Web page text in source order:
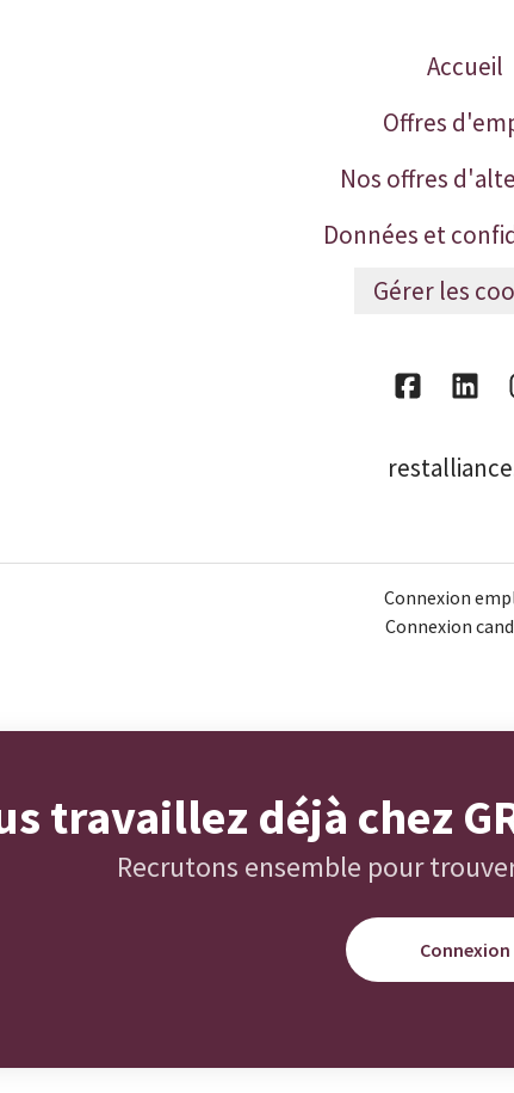
Accueil
Offres
Nos offres
Données et
Gérer les
Connexion
Connexion
travaillez déjà chez
Recrutons ensemble pour
Connexion